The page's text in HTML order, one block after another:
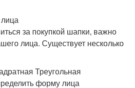
за покупкой шапки, важно
лица. Существует несколько
Треугольная
форму лица